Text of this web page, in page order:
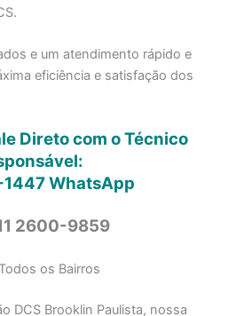
e um atendimento rápido e
eficiência e satisfação dos
Direto com o Técnico
1447WhatsApp
2600-9859
os Bairros
DCS Brooklin Paulista, nossa